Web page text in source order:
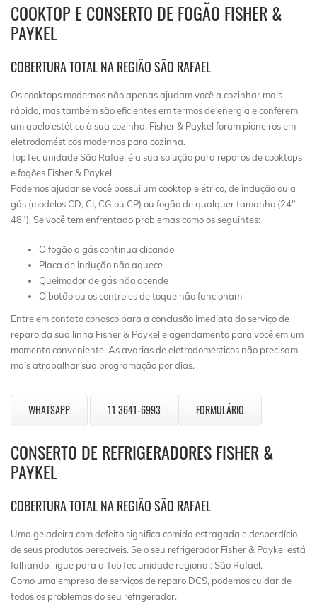
COOKTOP E CONSERTO DE FOGÃO FISHER &
PAYKEL
COBERTURA TOTAL NA REGIÃO SÃO RAFAEL
Os cooktops modernos não apenas ajudam você a cozinhar mais
rápido, mas também são eficientes em termos de energia e conferem
um apelo estético à sua cozinha. Fisher & Paykel foram pioneiros em
eletrodomésticos modernos para cozinha.
TopTec unidade São Rafael é a sua solução para reparos de cooktops
e fogões Fisher & Paykel.
Podemos ajudar se você possui um cooktop elétrico, de indução ou a
gás (modelos CD, CI, CG ou CP) ou fogão de qualquer tamanho (24″-
48″). Se você tem enfrentado problemas como os seguintes:
O fogão a gás continua clicando
Placa de indução não aquece
Queimador de gás não acende
O botão ou os controles de toque não funcionam
Entre em contato conosco para a conclusão imediata do serviço de
reparo da sua linha Fisher & Paykel e agendamento para você em um
momento conveniente. As avarias de eletrodomésticos não precisam
mais atrapalhar sua programação por dias.
WHATSAPP 11 3641-6993 FORMULÁRIO
CONSERTO DE REFRIGERADORES FISHER &
PAYKEL
COBERTURA TOTAL NA REGIÃO SÃO RAFAEL
Uma geladeira com defeito significa comida estragada e desperdício
de seus produtos perecíveis. Se o seu refrigerador Fisher & Paykel está
falhando, ligue para a TopTec unidade regional: São Rafael.
Como uma empresa de serviços de reparo DCS, podemos cuidar de
todos os problemas do seu refrigerador.